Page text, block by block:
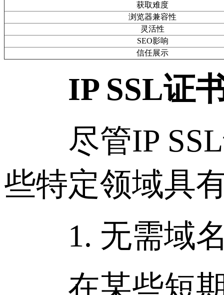
获取难度
浏览器兼容性
灵活性
SEO影响
信任展示
IP SSL证
尽管IP SSL
些特定领域具
1. 无需域名
在某些短期